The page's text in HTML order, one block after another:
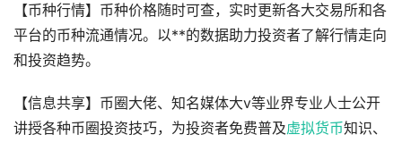
【币种行情】币种价格随时可查，实时更新各大交易所和各
平台的币种流通情况。以**的数据助力投资者了解行情走向
和投资趋势。
【信息共享】币圈大佬、知名媒体大v等业界专业人士公开
讲授各种币圈投资技巧，为投资者免费普及虚拟货币知识、